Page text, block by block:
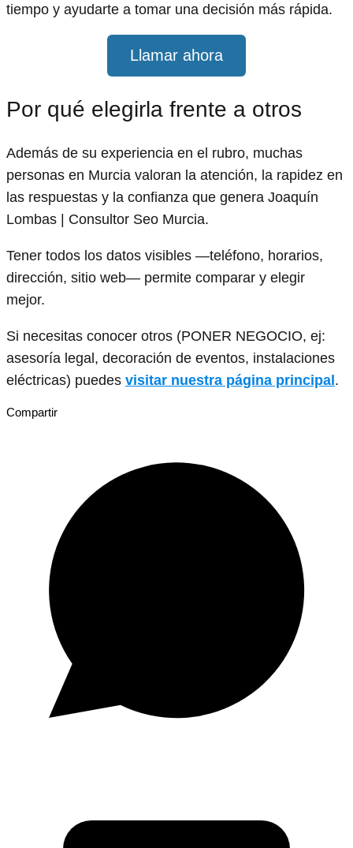
tiempo y ayudarte a tomar una decisión más rápida.
Llamar ahora
Por qué elegirla frente a otros
Además de su experiencia en el rubro, muchas
personas en Murcia valoran la atención, la rapidez en
las respuestas y la confianza que genera Joaquín
Lombas | Consultor Seo Murcia.
Tener todos los datos visibles —teléfono, horarios,
dirección, sitio web— permite comparar y elegir
mejor.
Si necesitas conocer otros (PONER NEGOCIO, ej:
asesoría legal, decoración de eventos, instalaciones
eléctricas) puedes visitar nuestra página principal.
Compartir